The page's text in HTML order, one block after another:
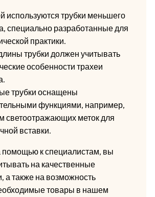
используются трубки меньшего
специально разработанные для
практики.
трубки должен учитывать
особенности трахеи
трубки оснащены
функциями, например,
светоотражающих меток для
вставки.
к специалистам, вы
на качественные
а также на возможность
товары в нашем